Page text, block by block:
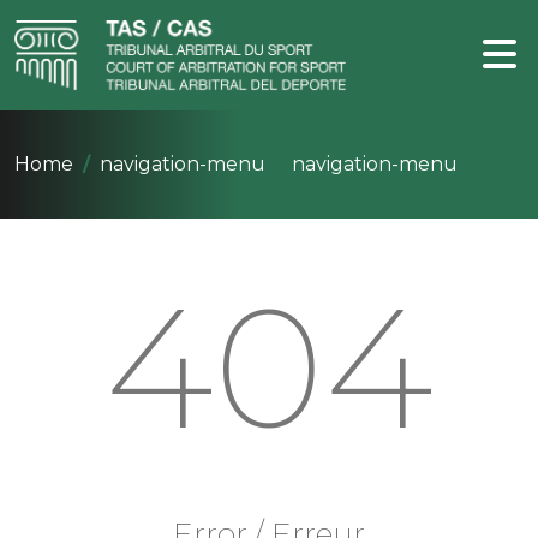
Home navigation-menu navigation-menu
404